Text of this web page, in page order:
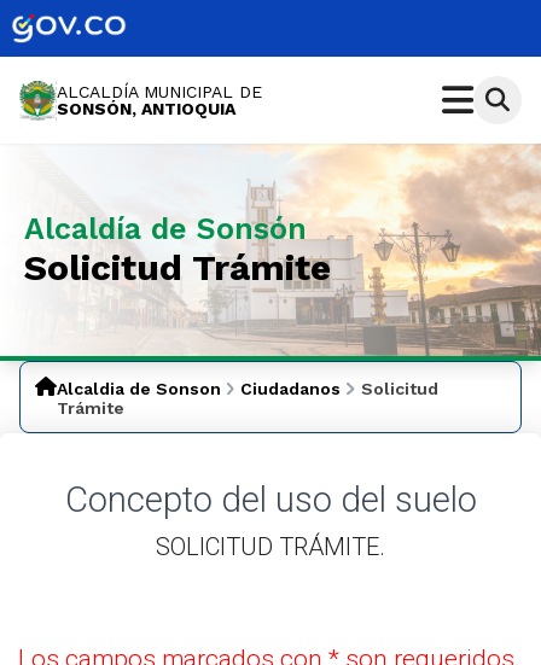
ALCALDÍA MUNICIPAL DE
SONSÓN, ANTIOQUIA
Alcaldía de Sonsón
Solicitud Trámite
Alcaldia de Sonson Ciudadanos
Solicitud
Trámite
Concepto del uso del suelo
​SOLICITUD TRÁMITE.